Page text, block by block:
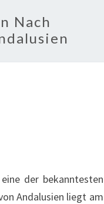
Nach
der bekanntesten
Andalusien liegt am